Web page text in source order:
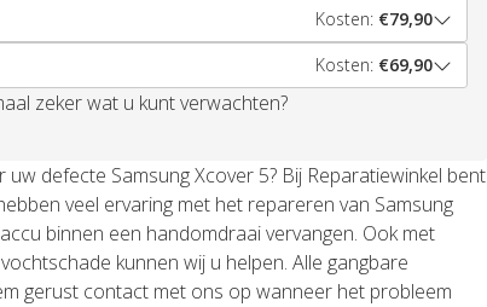
Kosten: €79,90
Kosten: €69,90
zeker wat u kunt verwachten?
defecte Samsung Xcover 5? Bij Reparatiewinkel bent
veel ervaring met het repareren van Samsung
binnen een handomdraai vervangen. Ook met
kunnen wij u helpen. Alle gangbare
gerust contact met ons op wanneer het probleem